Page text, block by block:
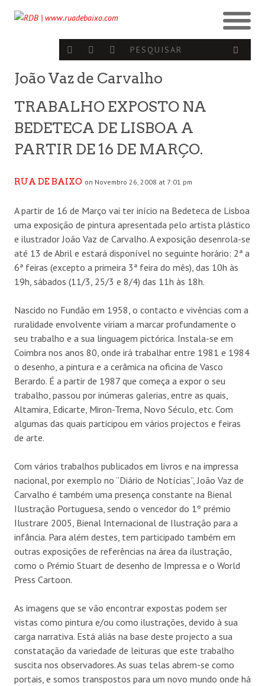
João Vaz de Carvalho
TRABALHO EXPOSTO NA
BEDETECA DE LISBOA A
PARTIR DE 16 DE MARÇO.
RUA DE BAIXO on Novembro 26, 2008 at 7:01 pm
A partir de 16 de Março vai ter início na Bedeteca de Lisboa
uma exposição de pintura apresentada pelo artista plástico
e ilustrador João Vaz de Carvalho. A exposição desenrola-se
até 13 de Abril e estará disponível no seguinte horário: 2ª a
6ª feiras (excepto a primeira 3ª feira do mês), das 10h às
19h, sábados (11/3, 25/3 e 8/4) das 11h às 18h.
Nascido no Fundão em 1958, o contacto e vivências com a
ruralidade envolvente viriam a marcar profundamente o
seu trabalho e a sua linguagem pictórica. Instala-se em
Coimbra nos anos 80, onde irá trabalhar entre 1981 e 1984
o desenho, a pintura e a cerâmica na oficina de Vasco
Berardo. É a partir de 1987 que começa a expor o seu
trabalho, passou por inúmeras galerias, entre as quais,
Altamira, Edicarte, Miron-Trema, Novo Século, etc. Com
algumas das quais participou em vários projectos e feiras
de arte.
Com vários trabalhos publicados em livros e na impressa
nacional, por exemplo no “Diário de Notícias”, João Vaz de
Carvalho é também uma presença constante na Bienal
Ilustração Portuguesa, sendo o vencedor do 1º prémio
Ilustrare 2005, Bienal Internacional de Ilustração para a
infância. Para além destes, tem participado também em
outras exposições de referências na área da ilustração,
como o Prémio Stuart de desenho de Impressa e o World
Press Cartoon.
As imagens que se vão encontrar expostas podem ser
vistas como pintura e/ou como ilustrações, devido à sua
carga narrativa. Está aliás na base deste projecto a sua
constatação da variedade de leituras que este trabalho
suscita nos observadores. As suas telas abrem-se como
portais, e somos transpostos para um novo mundo onde há